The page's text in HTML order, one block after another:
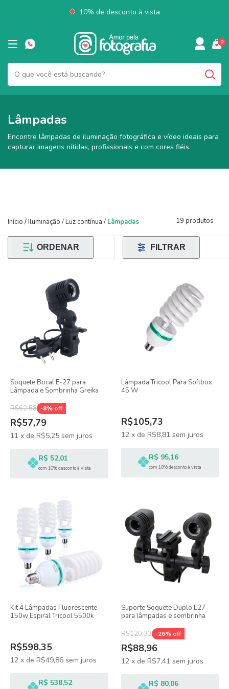
10% de desconto à vista
0
Lâmpadas
Encontre lâmpadas de iluminação fotográfica e vídeo ideais para
capturar imagens nítidas, profissionais e com cores fiéis.
Início /Iluminação /Luz contínua / Lâmpadas 19 produtos
ORDENAR FILTRAR
Soquete Bocal E-27 para
Lâmpada e Sombrinha Greika
R$62,58 -8% off
R$57,79
11 x de R$5,25 sem juros
R$ 52,01
com 10% desconto à vista
Lâmpada Tricool Para Softbox
45 W
R$105,73
12 x de R$8,81 sem juros
R$ 95,16
com 10% desconto à vista
Kit 4 Lâmpadas Fluorescente
150w Espiral Tricool 5500k
R$598,35
12 x de R$49,86 sem juros
R$ 538,52
Suporte Soquete Duplo E27
para lâmpadas e sombrinha
R$120,33 -26% off
R$88,96
12 x de R$7,41 sem juros
R$ 80,06